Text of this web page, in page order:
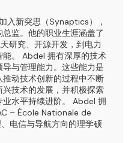
入新突思（Synaptics），
监。他的职业生涯涵盖了
研究、开源开发，到电力
。 Abdel 拥有深厚的技术
与管理能力。这些能力是
动技术创新的过程中不断
技术的发展，并积极探索
水平持续进阶。 Abdel 拥
– École Nationale de
电信与导航方向的理学硕